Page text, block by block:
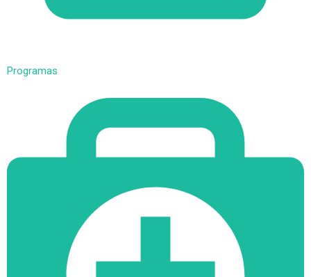
Programas